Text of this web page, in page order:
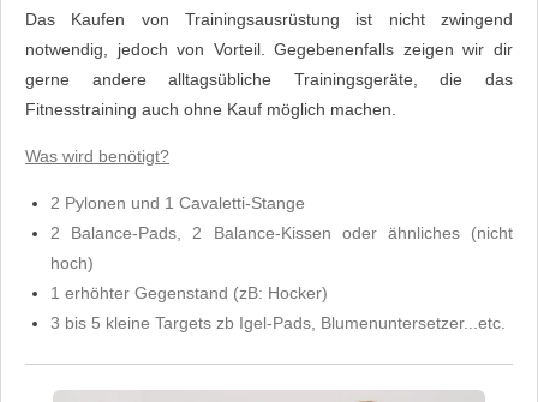
Das Kaufen von Trainingsausrüstung ist nicht zwingend
notwendig, jedoch von Vorteil. Gegebenenfalls zeigen wir dir
gerne andere alltagsübliche Trainingsgeräte, die das
Fitnesstraining auch ohne Kauf möglich machen.
Was wird benötigt?
2 Pylonen und 1 Cavaletti-Stange
2 Balance-Pads, 2 Balance-Kissen oder ähnliches (nicht
hoch)
1 erhöhter Gegenstand (zB: Hocker)
3 bis 5 kleine Targets zb Igel-Pads, Blumenuntersetzer...etc.